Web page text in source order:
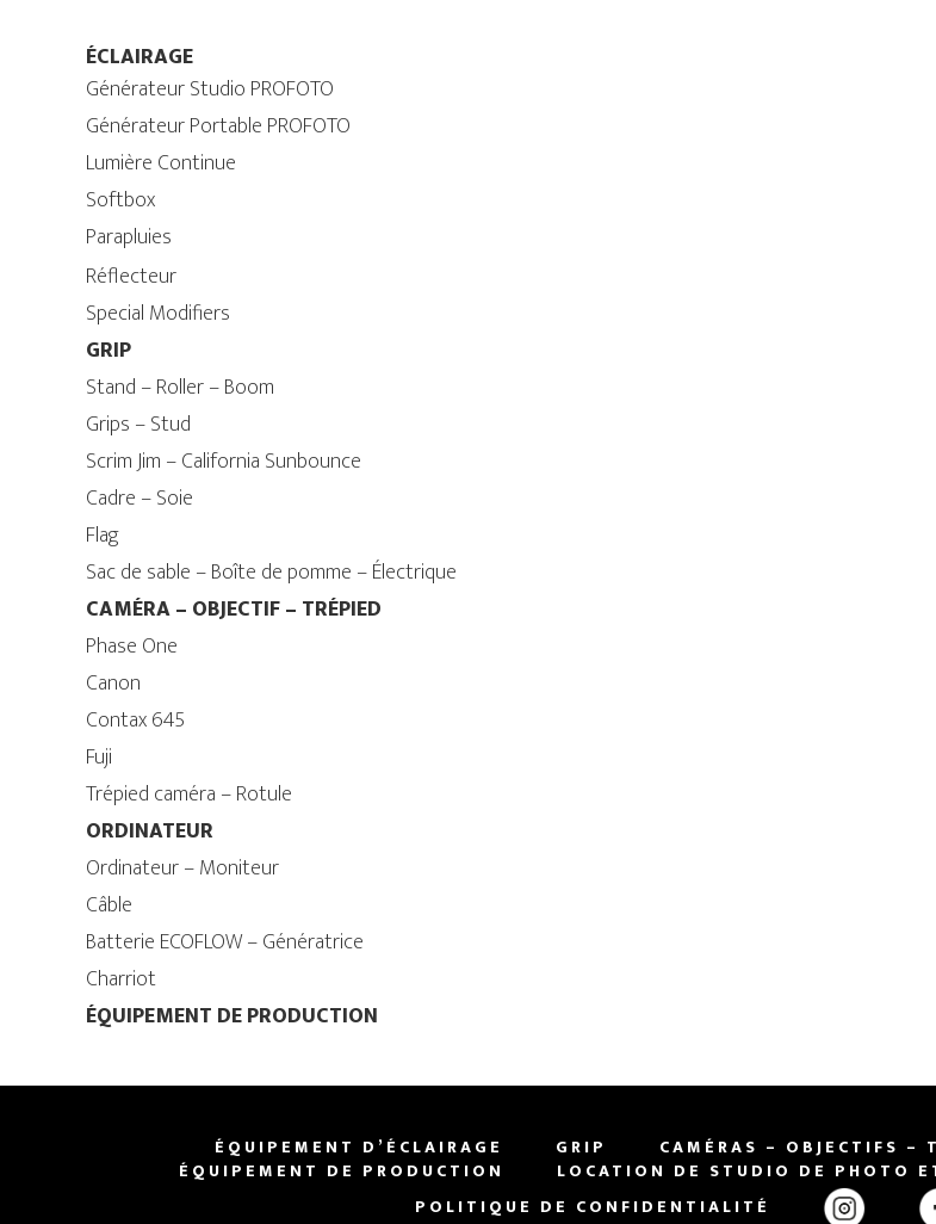
ÉCLAIRAGE
Générateur Studio PROFOTO
Générateur Portable PROFOTO
Lumière Continue
Softbox
Parapluies
Réflecteur
Special Modifiers
GRIP
Stand – Roller – Boom
Grips – Stud
Scrim Jim – California Sunbounce
Cadre – Soie
Flag
Sac de sable – Boîte de pomme – Électrique
CAMÉRA – OBJECTIF – TRÉPIED
Phase One
Canon
Contax 645
Fuji
Trépied caméra – Rotule
ORDINATEUR
Ordinateur – Moniteur
Câble
Batterie ECOFLOW – Génératrice
Charriot
ÉQUIPEMENT DE PRODUCTION
ÉQUIPEMENT D’ÉCLAIRAGE GRIP CAMÉRAS – OBJECTIFS –
ÉQUIPEMENT DE PRODUCTION
LOCATION DE STUDIO DE PHOTO
POLITIQUE DE CONFIDENTIALITÉ